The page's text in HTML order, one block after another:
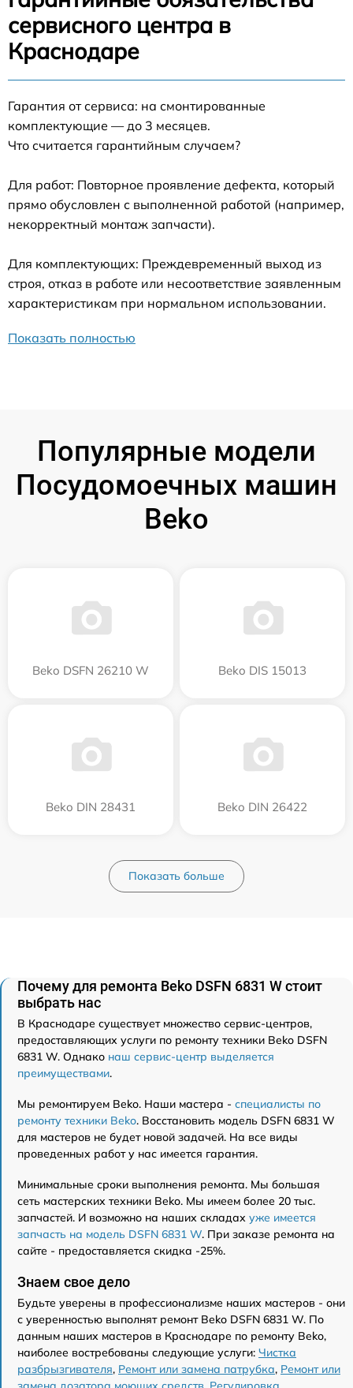
сервисного центра в
Краснодаре
Гарантия от сервиса: на смонтированные
комплектующие — до 3 месяцев.
Что считается гарантийным случаем?
Для работ: Повторное проявление дефекта, который
прямо обусловлен с выполненной работой (например,
некорректный монтаж запчасти).
Для комплектующих: Преждевременный выход из
строя, отказ в работе или несоответствие заявленным
характеристикам при нормальном использовании.
Показать полностью
Популярные модели
Посудомоечных машин
Beko
Beko DSFN 26210 W Beko DIS 15013
Beko DIN 28431 Beko DIN 26422
Показать больше
Почему для ремонта Beko DSFN 6831 W стоит
выбрать нас
В Краснодаре существует множество сервис-центров,
предоставляющих услуги по ремонту техники Beko DSFN
6831 W. Однако наш сервис-центр выделяется
преимуществами.
Мы ремонтируем Beko. Наши мастера - специалисты по
ремонту техники Beko. Восстановить модель DSFN 6831 W
для мастеров не будет новой задачей. На все виды
проведенных работ у нас имеется гарантия.
Минимальные сроки выполнения ремонта. Мы большая
сеть мастерских техники Beko. Мы имеем более 20 тыс.
запчастей. И возможно на наших складах уже имеется
запчасть на модель DSFN 6831 W. При заказе ремонта на
сайте - предоставляется скидка -25%.
Знаем свое дело
Будьте уверены в профессионализме наших мастеров - они
с уверенностью выполнят ремонт Beko DSFN 6831 W. По
данным наших мастеров в Краснодаре по ремонту Beko,
наиболее востребованы следующие услуги: Чистка
разбрызгивателя, Ремонт или замена патрубка, Ремонт или